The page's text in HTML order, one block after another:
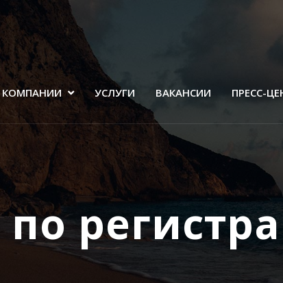
КОМПАНИИ УСЛУГИ ВАКАНСИИ ПРЕСС-